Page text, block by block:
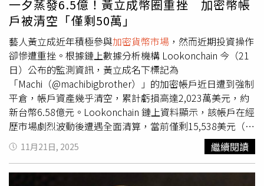
甚至逆勢大漲，使其5天的累積漲幅突破6%，成為市場少數
亮點。上週，道瓊與S&P 500均大漲超過3%，那斯達克也
接近5%的週漲幅。但若回顧整個11月，市場走勢充滿起
伏：S&P 500與道瓊僅微幅收漲，而那斯達克下跌1.5%，結
束連續7個月的上行趨勢。期間，在市場對AI股估值泡沫的
擔憂升溫時，那斯達克一度較10月底的收盤價下跌近8%，
顯示投資氛圍轉變。儘管波動升高，歷史季節性因素仍給市
場帶來一定支撐。根據《股票交易者年鑑》（Stock
Trader’s Almanac）統計，自1950年以來，12月通常是全
年第3佳月份，S&P 500平均上漲超過1%。許多投資人因而
寄望年終行情能夠再度發揮作用。財富管理顧問公司
「Blanke Schein Wealth Management」首席投資長沙因
（Robert Schein）則從基本面角度給予樂觀解讀。他認為
一夕蒸發6.5億！黃立成幣圈重挫 加密幣帳
戶被清空「僅剩50萬」
藝人黃立成近年積極參與加密貨幣市場 ，然而近期投資操作
卻慘遭重挫。根據鏈上數據分析機構 Lookonchain 今（21
日）公布的監測資訊，黃立成名下標記為
「Machi（@machibigbrother）」的加密帳戶近日遭到強制
平倉，帳戶資產幾乎清空，累計虧損高達2,023萬美元，約
新台幣6.58億元。Lookonchain 鏈上資料顯示，該帳戶在經
歷市場劇烈波動後遭遇全面清算，當前僅剩15,538美元（約
新台幣50萬元），與先前資產規模形成巨大落差。此情況突
顯高槓桿操作在熊市中的風險，也反映出市場動盪對個人投
資人資產安全的挑戰。事實上，黃立成帳戶的資產縮水早有
跡可循。早在11月10日，市場即傳出他因加密幣價大跌而
11月21日, 2025 繼續閱讀